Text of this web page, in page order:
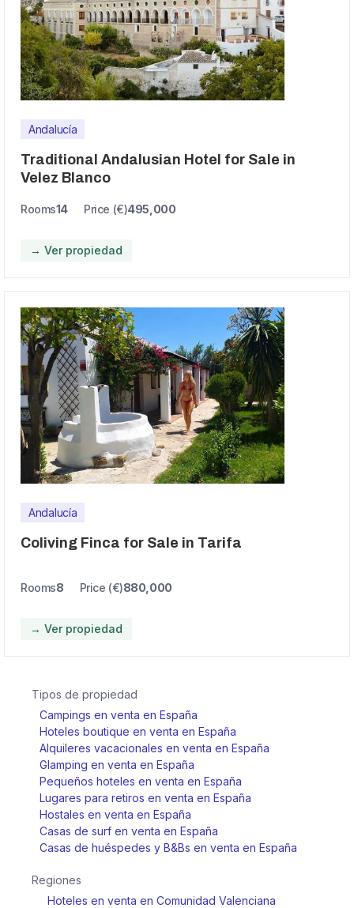
Andalucía
Traditional Andalusian Hotel for Sale in
Velez Blanco
Rooms14 Price (€)495,000
→ Ver propiedad
Andalucía
Coliving Finca for Sale in Tarifa
Rooms8 Price (€)880,000
→ Ver propiedad
Tipos de propiedad
Campings en venta en España
Hoteles boutique en venta en España
Alquileres vacacionales en venta en España
Glamping en venta en España
Pequeños hoteles en venta en España
Lugares para retiros en venta en España
Hostales en venta en España
Casas de surf en venta en España
Casas de huéspedes y B&Bs en venta en España
Regiones
Hoteles en venta en Comunidad Valenciana